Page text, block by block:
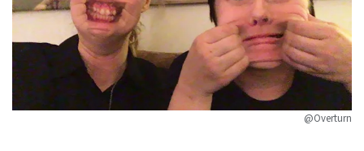
@Overturn